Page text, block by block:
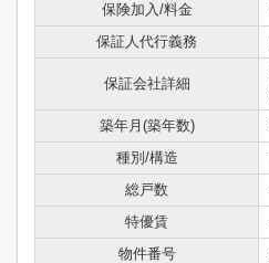
保険加入/料金
保証人代行義務
保証会社詳細
築年月(築年数)
種別/構造
総戸数
特優賃
物件番号